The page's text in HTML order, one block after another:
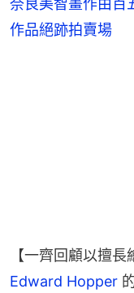
作品絕跡拍賣場
【一齊回顧以擅長
Edward Hopper